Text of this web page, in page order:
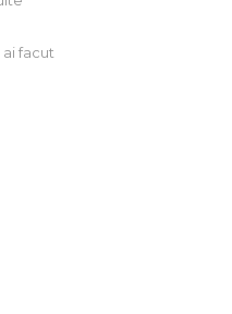
facut